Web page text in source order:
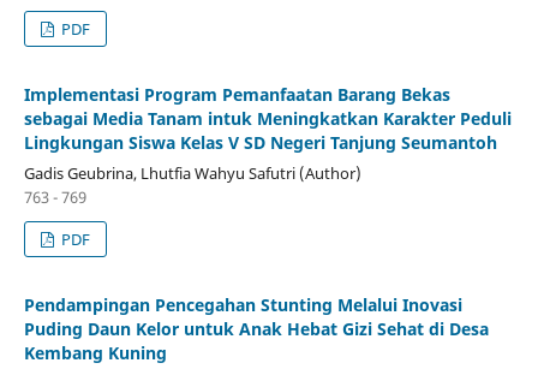
PDF
Implementasi Program Pemanfaatan Barang Bekas
sebagai Media Tanam intuk Meningkatkan Karakter Peduli
Lingkungan Siswa Kelas V SD Negeri Tanjung Seumantoh
Gadis Geubrina, Lhutfia Wahyu Safutri (Author)
763 - 769
PDF
Pendampingan Pencegahan Stunting Melalui Inovasi
Puding Daun Kelor untuk Anak Hebat Gizi Sehat di Desa
Kembang Kuning